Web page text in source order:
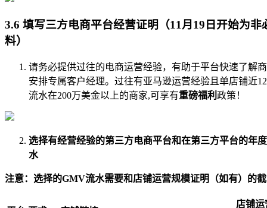
3.6 填写三方电商平台经营证明
（11月19日开始为非
料）
请务必提供过往的电商运营经验，有助于平台快速了解
安排专属客户经理。过往有亚马逊运营经验且单店铺近
流水在200万美金以上的商家,可享有重磅福利 政策！
选择有经营经验的第三方电商平台和在第三方平台的年
水
注意：选择的GMV流水需要和店铺运营规模证明（如有）的
店铺